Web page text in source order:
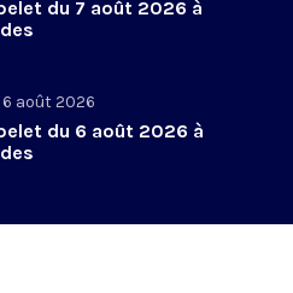
du 7 août 2026 à
6 août 2026
du 6 août 2026 à